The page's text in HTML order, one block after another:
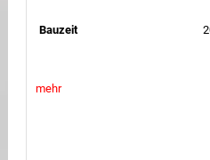
Bauzeit
mehr